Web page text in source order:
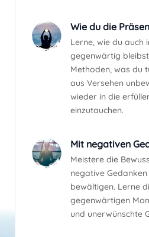
Wie du die
Lerne, wie du auch
gegenwärtig
Methoden, was du
aus Versehen
wieder in die
einzutauchen.
Mit negativen
Meistere die
negative Gedanken
bewältigen. Lerne
gegenwärtigen
und unerwünschte